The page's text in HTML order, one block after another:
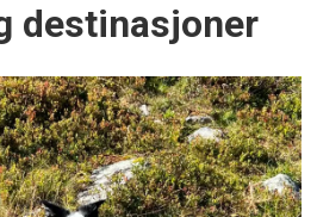
destinasjoner